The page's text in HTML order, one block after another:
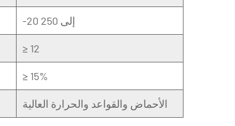
-20 إلى 250
≥ 12
≥ 15%
الأحماض والقواعد والحرارة العالية